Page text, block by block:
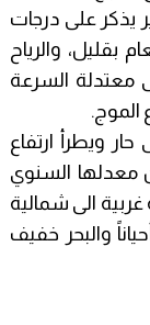
يذكر على درجات
بقليل، والرياح
معتدلة السرعة
الموج.
حار ويطرأ ارتفاع
معدلها السنوي
غربية الى شمالية
والبحر خفيف